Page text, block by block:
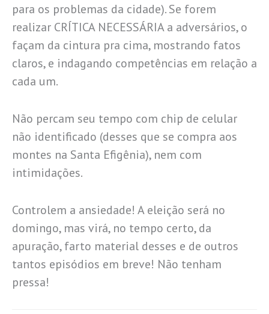
para os problemas da cidade). Se forem
realizar CRÍTICA NECESSÁRIA a adversários, o
façam da cintura pra cima, mostrando fatos
claros, e indagando competências em relação a
cada um.
Não percam seu tempo com chip de celular
não identificado (desses que se compra aos
montes na Santa Efigênia), nem com
intimidações.
Controlem a ansiedade! A eleição será no
domingo, mas virá, no tempo certo, da
apuração, farto material desses e de outros
tantos episódios em breve! Não tenham
pressa!